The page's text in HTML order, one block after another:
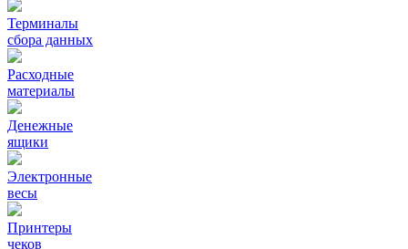
Терминалы
сбора данных
Расходные
материалы
Денежные
ящики
Электронные
весы
Принтеры
чеков